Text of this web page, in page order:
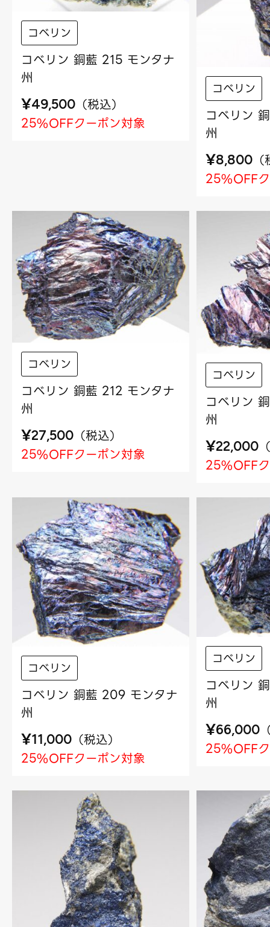
コベリン
コベリン 銅藍 215 モンタナ
州
¥49,500 （税込）
25%OFFクーポン対象
コベリン
コベリン
州
¥8,800 （
25%OFF
コベリン
コベリン 銅藍 212 モンタナ
州
¥27,500 （税込）
25%OFFクーポン対象
コベリン
コベリン
州
¥22,000 （
25%OFF
コベリン
コベリン 銅藍 209 モンタナ
州
¥11,000 （税込）
25%OFFクーポン対象
コベリン
コベリン
州
¥66,000
25%OFF